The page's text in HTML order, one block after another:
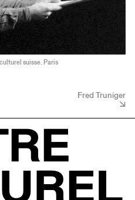
suisse. Paris
Fred Truniger